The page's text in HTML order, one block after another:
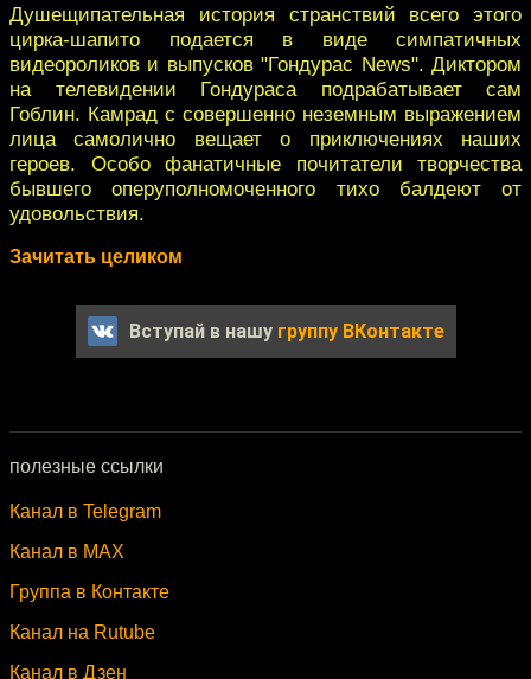
Душещипательная история странствий всего этого
цирка-шапито подается в виде симпатичных
видеороликов и выпусков "Гондурас News". Диктором
на телевидении Гондураса подрабатывает сам
Гоблин. Камрад с совершенно неземным выражением
лица самолично вещает о приключениях наших
героев. Особо фанатичные почитатели творчества
бывшего оперуполномоченного тихо балдеют от
удовольствия.
Зачитать целиком
Вступай в нашу группу ВКонтакте
полезные ссылки
Канал в Telegram
Канал в MAX
Группа в Контакте
Канал на Rutube
Канал в Дзен